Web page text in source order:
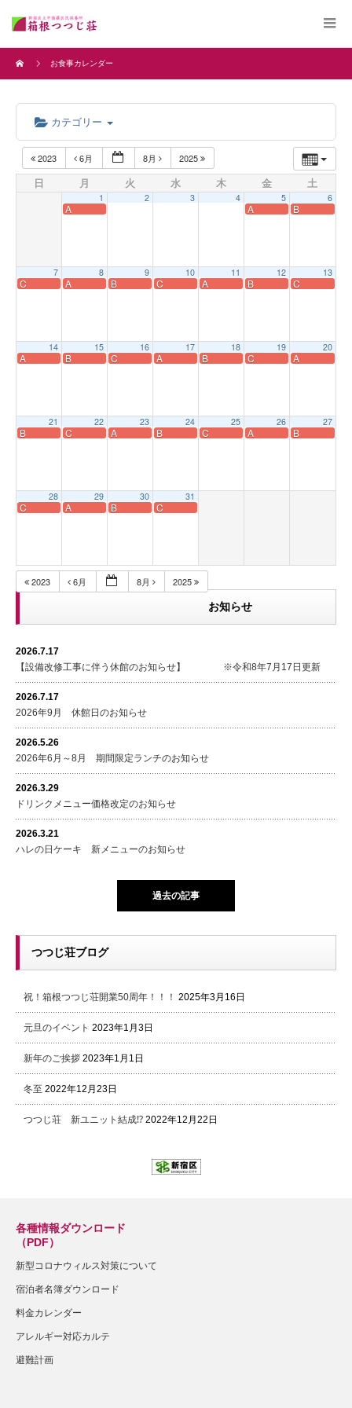
お食事カレンダー
カテゴリー
2023 6月 8月 2025
日 月 火 水 木 金 土
1
A
2 3 4 5
A
6
B
7
C
8
A
9
B
10
C
11
A
12
B
13
C
14
A
15
B
16
C
17
A
18
B
19
C
20
A
21
B
22
C
23
A
24
B
25
C
26
A
27
B
28
C
29
A
30
B
31
C
2023 6月 8月
2025
お知らせ
2026.7.17
【設備改修工事に伴う休館のお知らせ】 ※令和8年7月17日更新
2026.7.17
2026年9月 休館日のお知らせ
2026.5.26
2026年6月～8月 期間限定ランチのお知らせ
2026.3.29
ドリンクメニュー価格改定のお知らせ
2026.3.21
ハレの日ケーキ 新メニューのお知らせ
過去の記事
つつじ荘ブログ
祝！箱根つつじ荘開業50周年！！！ 2025年3月16日
元旦のイベント 2023年1月3日
新年のご挨拶 2023年1月1日
冬至 2022年12月23日
つつじ荘 新ユニット結成⁉ 2022年12月22日
各種情報ダウンロード
（PDF）
新型コロナウィルス対策について
宿泊者名簿ダウンロード
料金カレンダー
アレルギー対応カルテ
避難計画